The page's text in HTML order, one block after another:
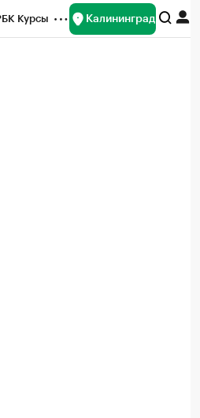
Курсы Калининград